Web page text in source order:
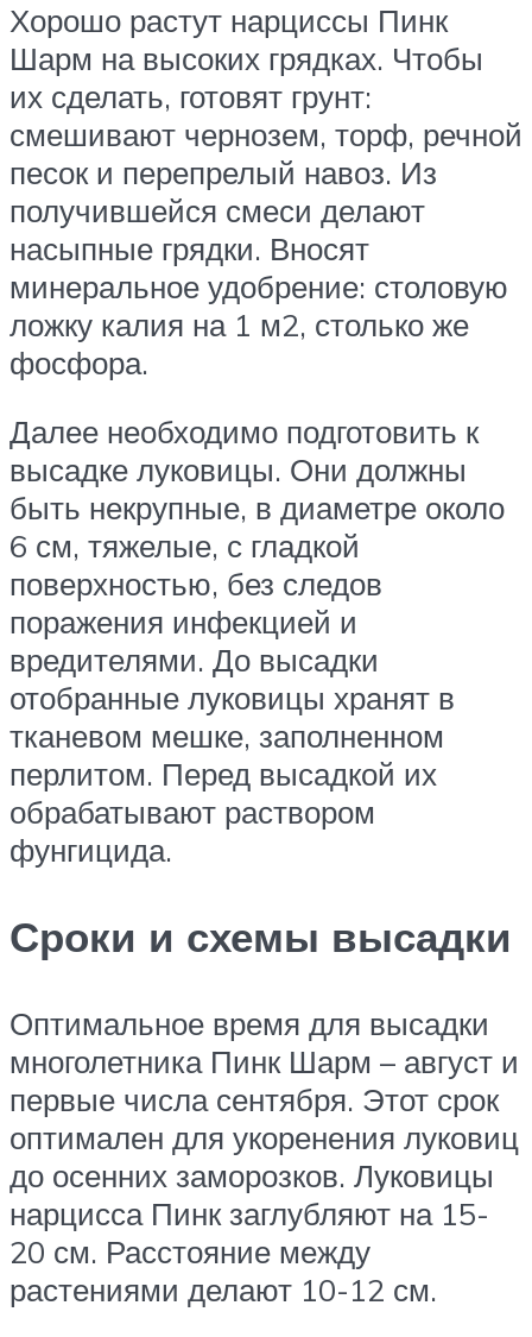
Хорошо растут нарциссы Пинк
Шарм на высоких грядках. Чтобы
их сделать, готовят грунт:
смешивают чернозем, торф, речной
песок и перепрелый навоз. Из
получившейся смеси делают
насыпные грядки. Вносят
минеральное удобрение: столовую
ложку калия на 1 м2, столько же
фосфора.
Далее необходимо подготовить к
высадке луковицы. Они должны
быть некрупные, в диаметре около
6 см, тяжелые, с гладкой
поверхностью, без следов
поражения инфекцией и
вредителями. До высадки
отобранные луковицы хранят в
тканевом мешке, заполненном
перлитом. Перед высадкой их
обрабатывают раствором
фунгицида.
Сроки и схемы высадки
Оптимальное время для высадки
многолетника Пинк Шарм – август и
первые числа сентября. Этот срок
оптимален для укоренения луковиц
до осенних заморозков. Луковицы
нарцисса Пинк заглубляют на 15-
20 см. Расстояние между
растениями делают 10-12 см.